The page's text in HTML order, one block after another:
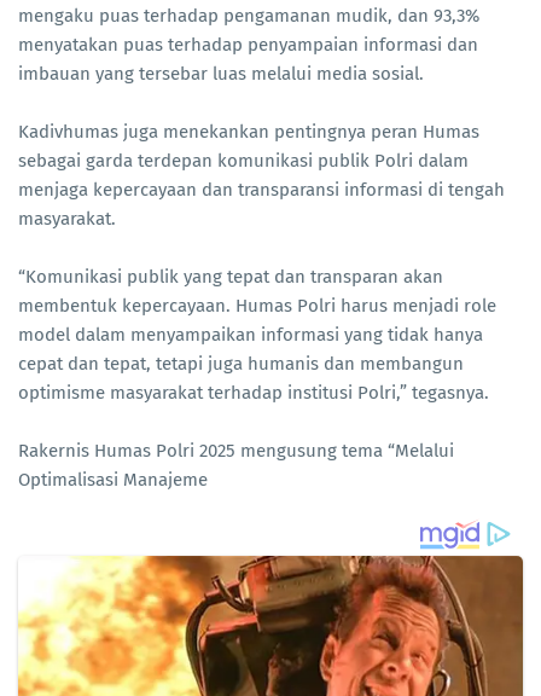
mengaku puas terhadap pengamanan mudik, dan 93,3%
menyatakan puas terhadap penyampaian informasi dan
imbauan yang tersebar luas melalui media sosial.
Kadivhumas juga menekankan pentingnya peran Humas
sebagai garda terdepan komunikasi publik Polri dalam
menjaga kepercayaan dan transparansi informasi di tengah
masyarakat.
“Komunikasi publik yang tepat dan transparan akan
membentuk kepercayaan. Humas Polri harus menjadi role
model dalam menyampaikan informasi yang tidak hanya
cepat dan tepat, tetapi juga humanis dan membangun
optimisme masyarakat terhadap institusi Polri,” tegasnya.
Rakernis Humas Polri 2025 mengusung tema “Melalui
Optimalisasi Manajeme